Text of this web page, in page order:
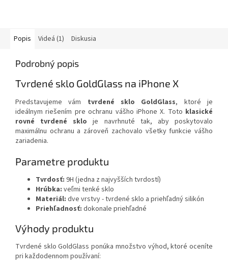
Popis Videá (1) Diskusia
Podrobný popis
Tvrdené sklo GoldGlass na iPhone X
Predstavujeme vám tvrdené sklo GoldGlass, ktoré je
ideálnym riešením pre ochranu vášho iPhone X. Toto klasické
rovné tvrdené sklo je navrhnuté tak, aby poskytovalo
maximálnu ochranu a zároveň zachovalo všetky funkcie vášho
zariadenia.
Parametre produktu
Tvrdosť: 9H (jedna z najvyšších tvrdostí)
Hrúbka: veľmi tenké sklo
Materiál: dve vrstvy - tvrdené sklo a priehľadný silikón
Priehľadnosť: dokonale priehľadné
Výhody produktu
Tvrdené sklo GoldGlass ponúka množstvo výhod, ktoré oceníte
pri každodennom používaní: